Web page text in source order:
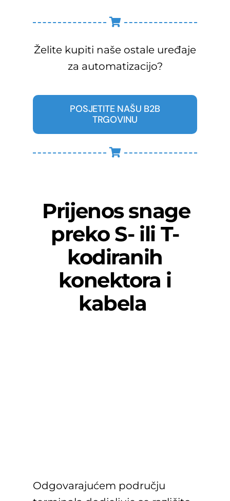
Želite kupiti naše ostale uređaje
za automatizacijo?
POSJETITE NAŠU B2B
TRGOVINU
Prijenos snage
preko S- ili T-
kodiranih
konektora i
kabela
Odgovarajućem području